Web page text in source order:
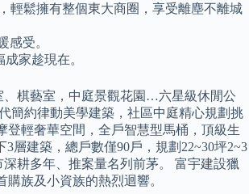
輕鬆擁有整個東大商圈，享受離塵不離城
感受。
家趁現在。
、棋藝室，中庭景觀花園…六星級休閒公
簡約律動美學建築，社區中庭精心規劃挑
輕奢華空間，全戶智慧型馬桶，頂級生
層建築，總戶數僅90戶，規劃22~30坪2~3
耕多年、推案量名列前茅。 富宇建設獵
族及小資族的熱烈迴響。